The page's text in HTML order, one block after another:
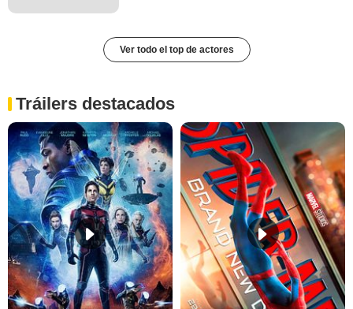
Ver todo el top de actores
Tráilers destacados